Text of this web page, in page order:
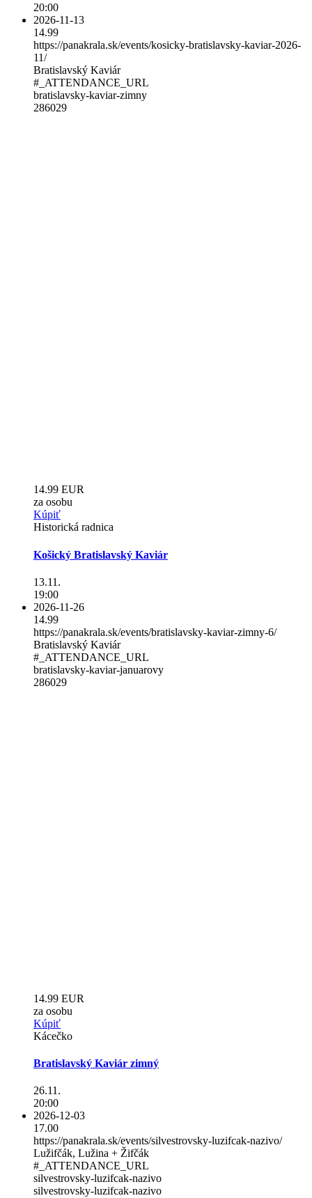
20:00
2026-11-13
14.99
https://panakrala.sk/events/kosicky-bratislavsky-kaviar-2026-
11/
Bratislavský Kaviár
#_ATTENDANCE_URL
bratislavsky-kaviar-zimny
286029
14.99 EUR
za osobu
Kúpiť
Historická radnica
Košický Bratislavský Kaviár
13.11.
19:00
2026-11-26
14.99
https://panakrala.sk/events/bratislavsky-kaviar-zimny-6/
Bratislavský Kaviár
#_ATTENDANCE_URL
bratislavsky-kaviar-januarovy
286029
14.99 EUR
za osobu
Kúpiť
Kácečko
Bratislavský Kaviár zimný
26.11.
20:00
2026-12-03
17.00
https://panakrala.sk/events/silvestrovsky-luzifcak-nazivo/
Lužifčák, Lužina + Žifčák
#_ATTENDANCE_URL
silvestrovsky-luzifcak-nazivo
silvestrovsky-luzifcak-nazivo